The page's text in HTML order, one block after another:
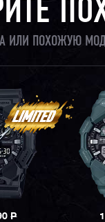
1A ИЛИ ПОХОЖУЮ
P